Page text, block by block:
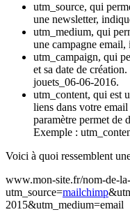
utm_source, qui
une newsletter,
utm_medium, qui
une campagne
utm_campaign, qui
et sa date de
jouets_06-06-2016.
utm_content, qui est
liens dans votre
paramètre permet de
Exemple :
Voici à quoi ressemblent
www.mon-site.fr/nom-de-
utm_source=mailchimp
2015&utm_medium=email